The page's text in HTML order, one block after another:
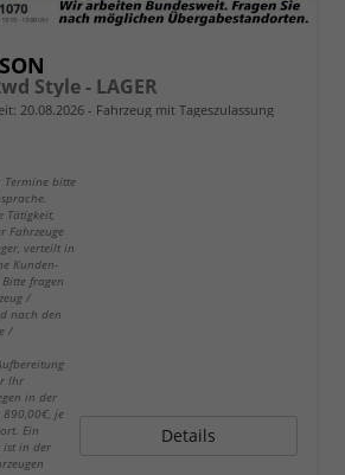
Style - LAGER
20.08.2026 Fahrzeug mit Tageszulassung
Termine bitte
Tätigkeit,
Fahrzeuge
verteilt in
Kunden-
fragen
/
nach den
/
Ihr
in der
890,00€, je
Ein
ist in der
Details